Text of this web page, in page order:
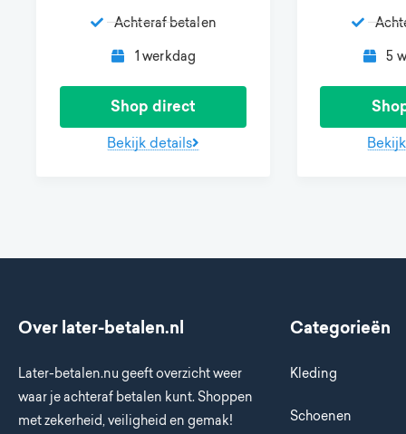
Achteraf betalen
1 werkdag
Shop direct
Bekijk details
5
Over later-betalen.nl
Later-betalen.nu geeft overzicht weer
waar je achteraf betalen kunt. Shoppen
met zekerheid, veiligheid en gemak!
Categorieën
Kleding
Schoenen